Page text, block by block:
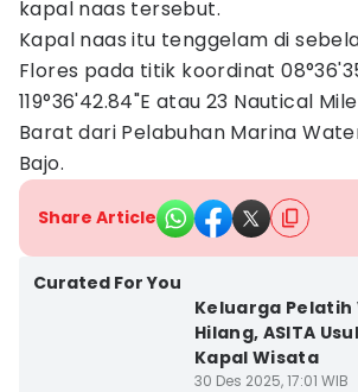
kapal naas tersebut.
Kapal naas itu tenggelam di
Flores pada titik koordinat
119°36'42.84"E atau 23 Nautical
Barat dari Pelabuhan Marina
Bajo.
Share Article
Curated For You
Keluarga Pelatih
Hilang, ASITA
Kapal Wisata
30 Des 2025, 17:01 WIB